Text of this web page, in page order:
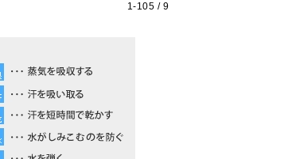
1-105 / 9